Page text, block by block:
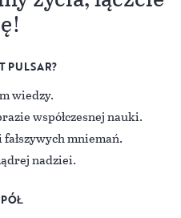
PULSAR?
wiedzy.
współczesnej nauki.
mniemań.
nadziei.